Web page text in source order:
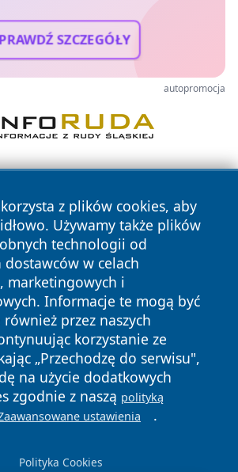
SZCZEGÓŁY
autopromocja
z plików cookies, aby
Używamy także plików
technologii od
dostawców w celach
marketingowych i
Informacje te mogą być
przez naszych
korzystanie ze
„Przechodzę do serwisu",
na użycie dodatkowych
zgodnie z naszą polityką
ustawienia .
Polityka Cookies
Wszystkie prawa
Polityka
Prywatności
Polityka
Cookies